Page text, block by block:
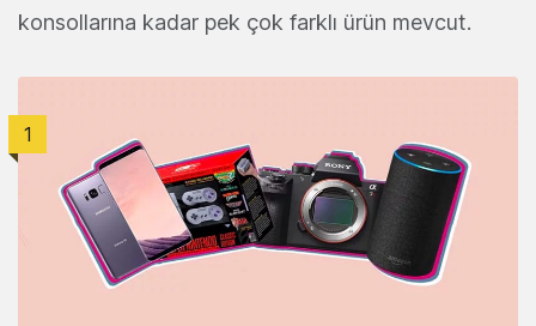
konsollarına kadar pek çok farklı ürün mevcut.
1